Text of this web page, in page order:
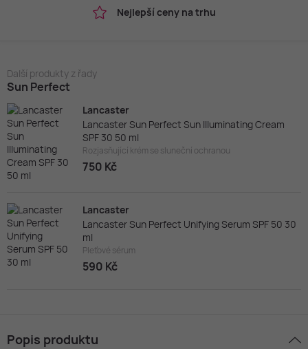
Nejlepší ceny na trhu
Další produkty z řady
Sun Perfect
Lancaster
Lancaster Sun Perfect Sun Illuminating Cream
SPF 30 50 ml
Rozjasňující krém se sluneční ochranou
750 Kč
Lancaster
Lancaster Sun Perfect Unifying Serum SPF 50 30
ml
Pleťové sérum
590 Kč
Popis produktu